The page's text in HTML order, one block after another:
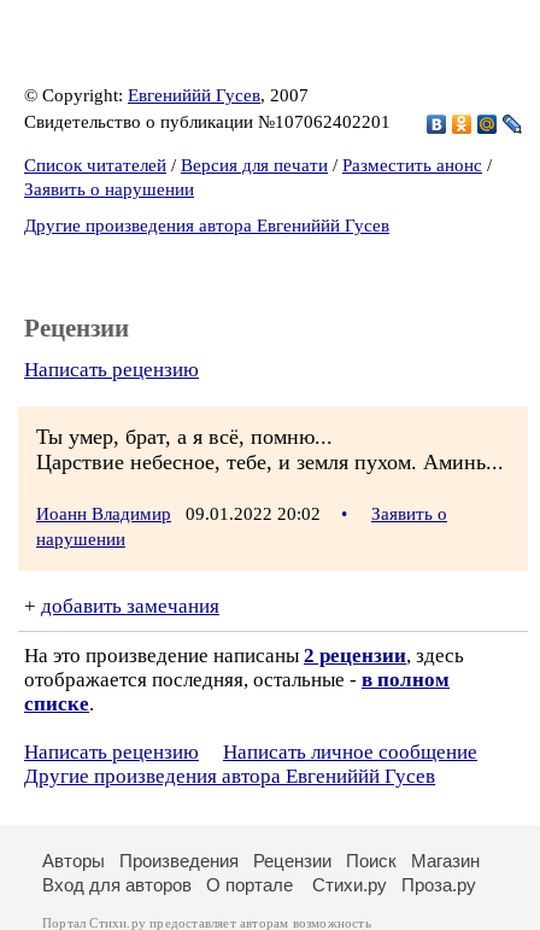
© Copyright: Евгениййй Гусев, 2007
Свидетельство о публикации №107062402201
Список читателей / Версия для печати / Разместить анонс /
Заявить о нарушении
Другие произведения автора Евгениййй Гусев
Рецензии
Написать рецензию
Ты умер, брат, а я всё, помню...
Царствие небесное, тебе, и земля пухом. Аминь...
Иоанн Владимир 09.01.2022 20:02 •
Заявить о
нарушении
+ добавить замечания
На это произведение написаны 2 рецензии, здесь
отображается последняя, остальные - в полном
списке.
Написать рецензию
Написать личное сообщение
Другие произведения автора Евгениййй Гусев
Авторы Произведения Рецензии Поиск
Магазин
Вход для авторов
О портале Стихи.ру Проза.ру
Портал Стихи.ру предоставляет авторам возможность